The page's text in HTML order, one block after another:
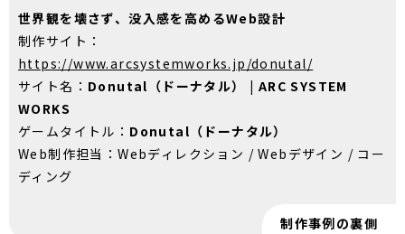
世界観を壊さず、没入感を高めるWeb設計
制作サイト：
https://www.arcsystemworks.jp/donutal/
サイト名： Donutal（ドーナタル） | ARC SYSTEM
WORKS
ゲームタイトル： Donutal（ドーナタル）
Web制作担当：Webディレクション / Webデザイン / コー
ディング
制作事例の裏側